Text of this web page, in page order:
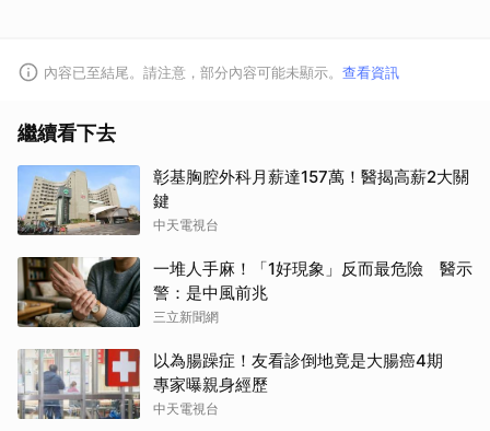
內容已至結尾。請注意，部分內容可能未顯示。 查看資訊
繼續看下去
彰基胸腔外科月薪達157萬！醫揭高薪2大關
鍵
中天電視台
一堆人手麻！「1好現象」反而最危險 醫示
警：是中風前兆
三立新聞網
以為腸躁症！友看診倒地竟是大腸癌4期
專家曝親身經歷
中天電視台